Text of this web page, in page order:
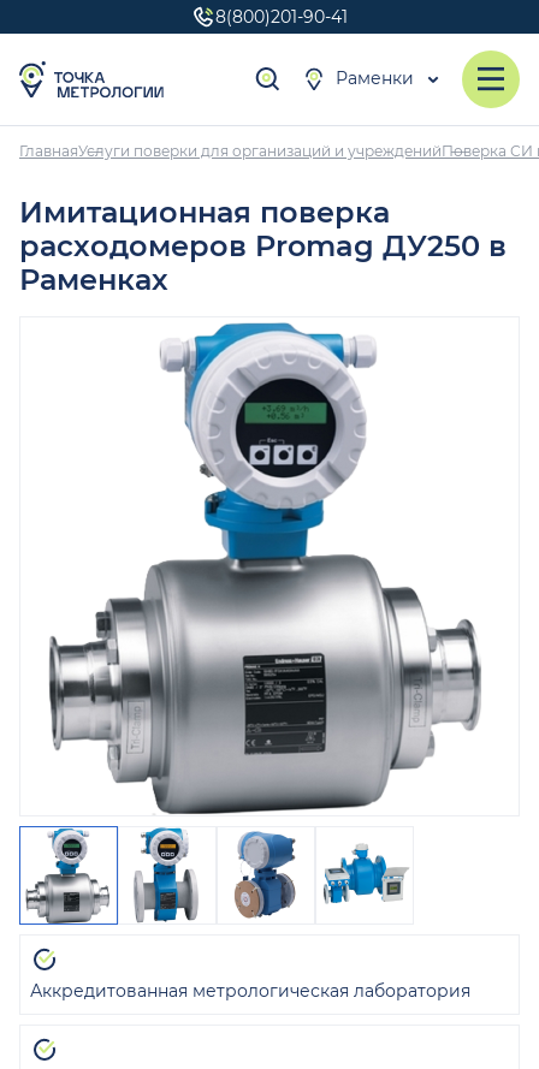
8(800)201-90-41
Раменки
ГлавнаяУслуги поверки для организаций и учрежденийПоверка СИ
Имитационная поверка
расходомеров Promag ДУ250 в
Раменках
Аккредитованная метрологическая лаборатория